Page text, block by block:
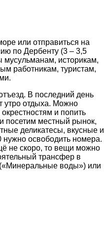
или отправиться на
по Дербенту (3 – 3,5
историкам,
работникам, туристам,
В последний день
утро отдыха. Можно
и попить
посетим местный рынок,
деликатесы, вкусные и
нужно освободить номера.
не скоро, то вещи можно
трансфер в
воды») или